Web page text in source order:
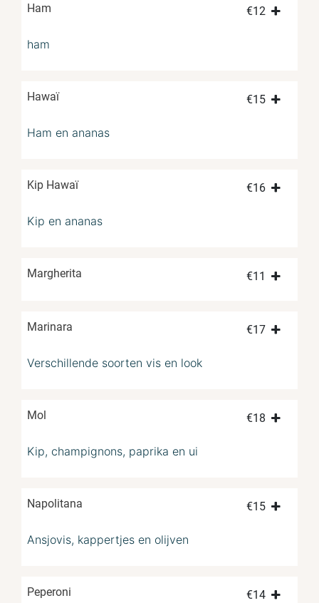
Ham €12
ham
Hawaï €15
Ham en ananas
Kip Hawaï €16
Kip en ananas
Margherita €11
Marinara €17
Verschillende soorten vis en look
Mol €18
Kip, champignons, paprika en ui
Napolitana €15
Ansjovis, kappertjes en olijven
Peperoni €14